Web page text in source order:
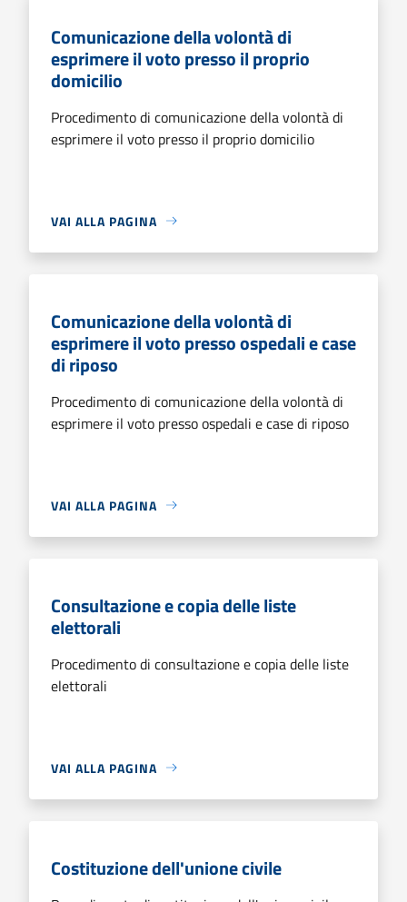
Comunicazione della volontà di
esprimere il voto presso il proprio
domicilio
Procedimento di comunicazione della volontà di
esprimere il voto presso il proprio domicilio
VAI ALLA PAGINA
Comunicazione della volontà di
esprimere il voto presso ospedali e case
di riposo
Procedimento di comunicazione della volontà di
esprimere il voto presso ospedali e case di riposo
VAI ALLA PAGINA
Consultazione e copia delle liste
elettorali
Procedimento di consultazione e copia delle liste
elettorali
VAI ALLA PAGINA
Costituzione dell'unione civile